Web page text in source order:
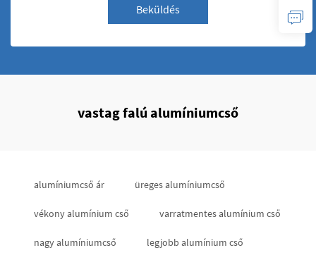
Beküldés
vastag falú alumíniumcső
alumíniumcső ár üreges alumíniumcső
vékony alumínium cső varratmentes alumínium cső
nagy alumíniumcső legjobb alumínium cső